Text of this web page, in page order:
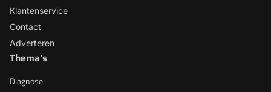
Klantenservice
Contact
Adverteren
Thema's
Diagnose